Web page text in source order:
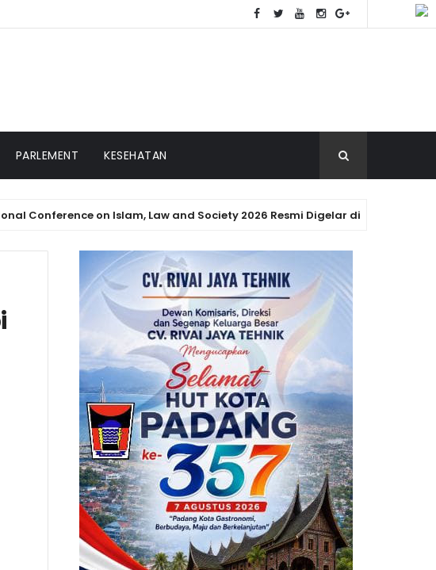
PARLEMENT KESEHATAN
on Islam, Law and Society 2026 Resmi Digelar di Padang